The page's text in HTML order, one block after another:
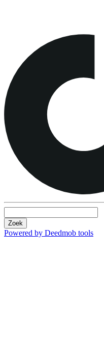
Zoek
Powered by Deedmob tools